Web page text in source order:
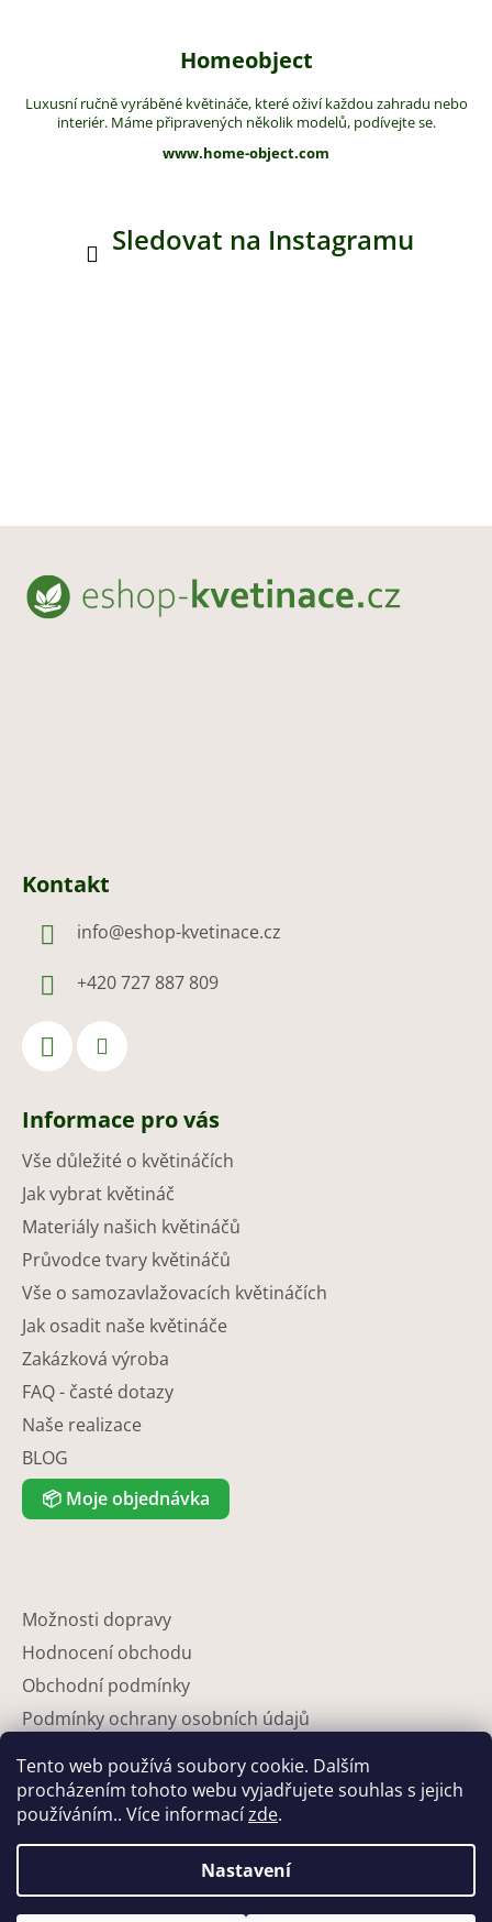
Tento web používá soubory cookie. Dalším
procházením tohoto webu vyjadřujete souhlas s jejich
používáním.. Více informacízde.
Nastavení
Homeobject
Luxusní ručně vyráběné květináče, které oživí každou zahradu nebo
interiér. Máme připravených několik modelů, podívejte se.
www.home-object.com
Sledovat na Instagramu
Z
Kontakt
info@eshop-kvetinace.cz
+420 727 887 809
Informace pro vás
Vše důležité o květináčích
Jak vybrat květináč
Materiály našich květináčů
Průvodce tvary květináčů
Vše o samozavlažovacích květináčích
Jak osadit naše květináče
Zakázková výroba
FAQ - časté dotazy
Naše realizace
BLOG
📦 Moje objednávka
Možnosti dopravy
Hodnocení obchodu
Obchodní podmínky
Podmínky ochrany osobních údajů
Partneři
Kontakty